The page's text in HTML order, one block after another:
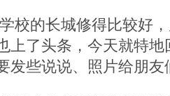
校的长城修得比较好
上了头条，今天就特
发些说说、照片给朋友